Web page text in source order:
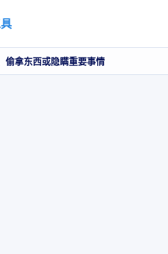
偷拿东西或隐瞒重要事情